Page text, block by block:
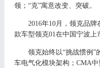
领；“克”寓意改变、突破。
2016年10月，领克品
款车型领克01在中国宁波上
领克始终以“挑战惯例”
车电气化模块架构；CMA